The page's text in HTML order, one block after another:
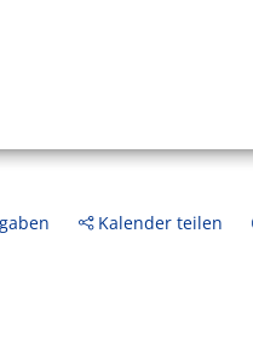
Kalender teilen